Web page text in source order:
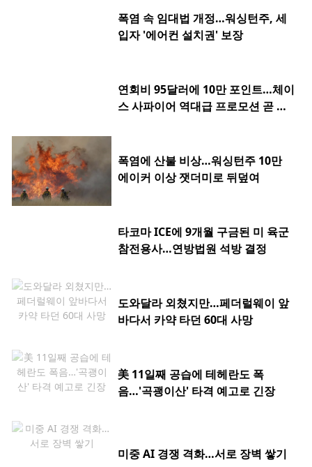
폭염 속 임대법 개정…워싱턴주, 세
입자 '에어컨 설치권' 보장
연회비 95달러에 10만 포인트…체이
스 사파이어 역대급 프로모션 곧 종
폭염에 산불 비상…워싱턴주 10만
에이커 이상 잿더미로 뒤덮여
타코마 ICE에 9개월 구금된 미 육군
참전용사…연방법원 석방 결정
도와달라 외쳤지만…페더럴웨이 앞
바다서 카약 타던 60대 사망
美 11일째 공습에 테헤란도 폭
음…'곡괭이산' 타격 예고로 긴장
미중 AI 경쟁 격화…서로 장벽 쌓기